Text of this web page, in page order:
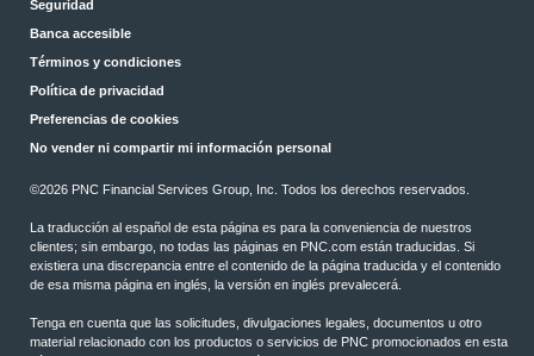
Seguridad
Banca accesible
Términos y condiciones
Política de privacidad
Preferencias de cookies
No vender ni compartir mi información personal
©2026 PNC Financial Services Group, Inc. Todos los derechos reservados.
La traducción al español de esta página es para la conveniencia de nuestros
clientes; sin embargo, no todas las páginas en PNC.com están traducidas. Si
existiera una discrepancia entre el contenido de la página traducida y el contenido
de esa misma página en inglés, la versión en inglés prevalecerá.
Tenga en cuenta que las solicitudes, divulgaciones legales, documentos u otro
material relacionado con los productos o servicios de PNC promocionados en esta